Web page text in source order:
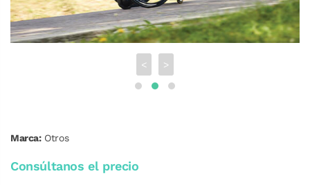
< >
Marca: Otros
Consúltanos el precio